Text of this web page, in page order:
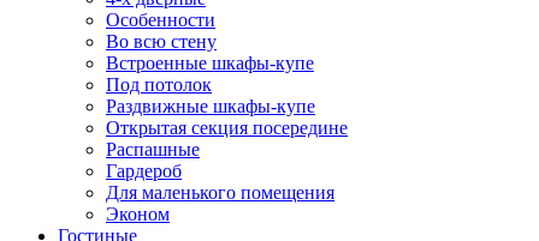
Особенности
Во всю стену
Встроенные шкафы-купе
Под потолок
Раздвижные шкафы-купе
Открытая секция посередине
Распашные
Гардероб
Для маленького помещения
Эконом
Гостиные